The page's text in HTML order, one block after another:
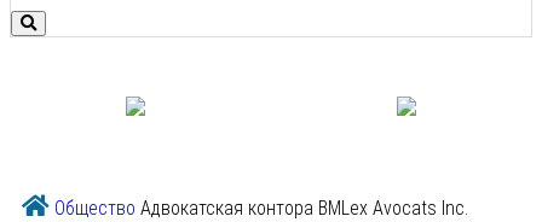
Общество Адвокатская контора BMLex Avocats Inc.